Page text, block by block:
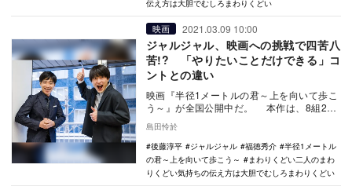
伝え方は大胆でむしろまわりくどい
映画 2021.03.09 10:00
ジャルジャル、映画への挑戦で四苦八
苦!? 「やりたいことだけできる」コ
ントとの違い
映画『半径1メートルの君～上を向いて歩こ
う～』が全国公開中だ。 本作は、8組24
ーがタ…
島田怜於
後藤淳平
ジャルジャル 福徳秀介
半径1メートル
の君～上を向いて歩こう～
まわりくどい二人のまわ
りくどい気持ちの伝え方は大胆でむしろまわりくどい